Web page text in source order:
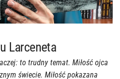
Larceneta
to trudny temat. Miłość ojca
świecie. Miłość pokazana